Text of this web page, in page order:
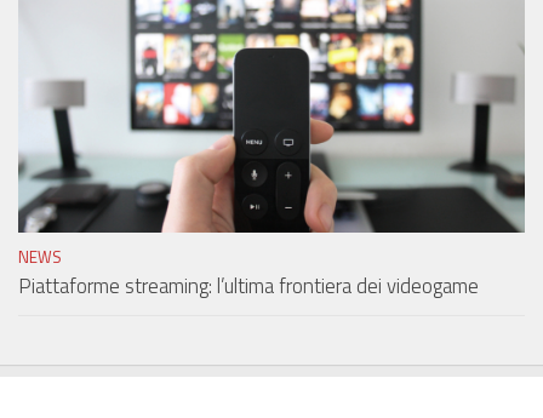
NEWS
Piattaforme streaming: l’ultima frontiera dei videogame